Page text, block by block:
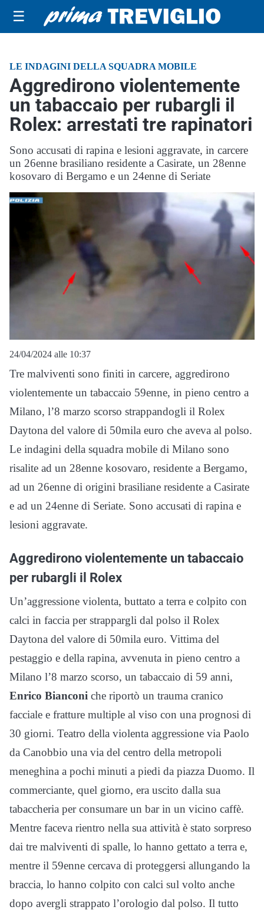
☰
LE INDAGINI DELLA SQUADRA MOBILE
Aggredirono violentemente
un tabaccaio per rubargli il
Rolex: arrestati tre rapinatori
Sono accusati di rapina e lesioni aggravate, in carcere
un 26enne brasiliano residente a Casirate, un 28enne
kosovaro di Bergamo e un 24enne di Seriate
24/04/2024 alle 10:37
Tre malviventi sono finiti in carcere, aggredirono
violentemente un tabaccaio 59enne, in pieno centro a
Milano, l’8 marzo scorso strappandogli il Rolex
Daytona del valore di 50mila euro che aveva al polso.
Le indagini della squadra mobile di Milano sono
risalite ad un 28enne kosovaro, residente a Bergamo,
ad un 26enne di origini brasiliane residente a Casirate
e ad un 24enne di Seriate. Sono accusati di rapina e
lesioni aggravate.
Aggredirono violentemente un tabaccaio
per rubargli il Rolex
Un’aggressione violenta, buttato a terra e colpito con
calci in faccia per strappargli dal polso il Rolex
Daytona del valore di 50mila euro. Vittima del
pestaggio e della rapina, avvenuta in pieno centro a
Milano l’8 marzo scorso, un tabaccaio di 59 anni,
Enrico Bianconi che riportò un trauma cranico
facciale e fratture multiple al viso con una prognosi di
30 giorni. Teatro della violenta aggressione via Paolo
da Canobbio una via del centro della metropoli
meneghina a pochi minuti a piedi da piazza Duomo. Il
commerciante, quel giorno, era uscito dalla sua
tabaccheria per consumare un bar in un vicino caffè.
Mentre faceva rientro nella sua attività è stato sorpreso
dai tre malviventi di spalle, lo hanno gettato a terra e,
mentre il 59enne cercava di proteggersi allungando la
braccia, lo hanno colpito con calci sul volto anche
dopo avergli strappato l’orologio dal polso. Il tutto